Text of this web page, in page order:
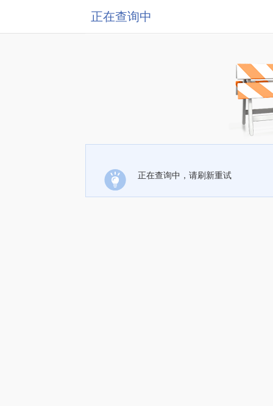
正在查询中
正在查询中，请刷新重试